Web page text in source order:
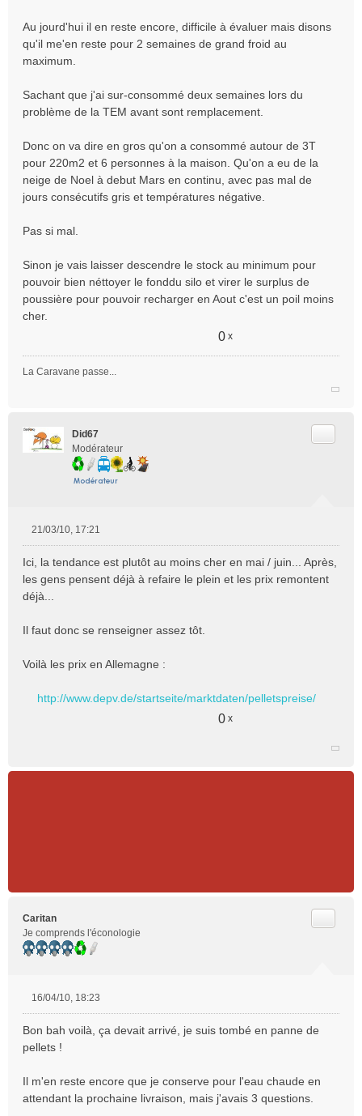
n
l
u
Au jourd'hui il en reste encore, difficile à évaluer mais disons
qu'il me'en reste pour 2 semaines de grand froid au
maximum.
Sachant que j'ai sur-consommé deux semaines lors du
problème de la TEM avant sont remplacement.
Donc on va dire en gros qu'on a consommé autour de 3T
pour 220m2 et 6 personnes à la maison. Qu'on a eu de la
neige de Noel à debut Mars en continu, avec pas mal de
jours consécutifs gris et températures négative.
Pas si mal.
Sinon je vais laisser descendre le stock au minimum pour
pouvoir bien néttoyer le fonddu silo et virer le surplus de
poussière pour pouvoir recharger en Aout c'est un poil moins
cher.
0 x
La Caravane passe...
Did67
Modérateur
s
s
a
e
n
21/03/10, 17:21
Ici, la tendance est plutôt au moins cher en mai / juin... Après,
les gens pensent déjà à refaire le plein et les prix remontent
déjà...
Il faut donc se renseigner assez tôt.
Voilà les prix en Allemagne :
http://www.depv.de/startseite/marktdaten/pelletspreise/
0 x
Caritan
Je comprends l'éconologie
s
s
g
e
16/04/10, 18:23
Bon bah voilà, ça devait arrivé, je suis tombé en panne de
pellets !
Il m'en reste encore que je conserve pour l'eau chaude en
attendant la prochaine livraison, mais j'avais 3 questions.